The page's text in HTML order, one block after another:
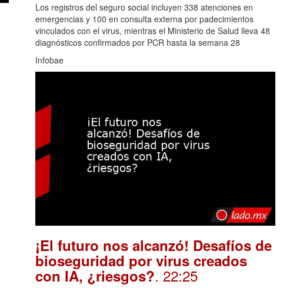
Los registros del seguro social incluyen 338 atenciones en
emergencias y 100 en consulta externa por padecimientos
vinculados con el virus, mientras el Ministerio de Salud lleva 48
diagnósticos confirmados por PCR hasta la semana 28
Infobae
¡El futuro nos alcanzó! Desafíos de
bioseguridad por virus creados
con IA, ¿riesgos?. 22:25